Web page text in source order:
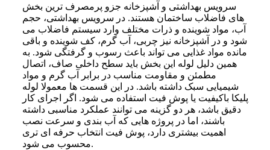
سرویس بهداشتی و آشپزخانه جزو پرمصرف ترین بخش
های فاضلاب ساختمان هستند. در سرویس بهداشتی، حجم
آب، مواد شوینده و ذرات مختلف وارد سیستم فاضلاب می
شود و در آشپزخانه نیز چربی، آب گرم، کف شوینده و باقی
مانده مواد غذایی می تواند باعث رسوب و گرفتگی شود. به
همین دلیل لوله این بخش باید سطح داخلی صاف، اتصال
مطمئن و مقاومت مناسب در برابر آب گرم و مواد
شیمیایی سبک داشته باشد. در این قسمت ها معمولا لوله
پلیکا باکیفیت یا پوش فیت استفاده می شود. اگر اجرای کار
دقیق باشد، هر دو گزینه می توانند عملکرد مناسبی داشته
باشند، اما در پروژه هایی که آب بندی و سرعت نصب
اهمیت بیشتری دارد، پوش فیت انتخاب حرفه ای تری
محسوب می شود.